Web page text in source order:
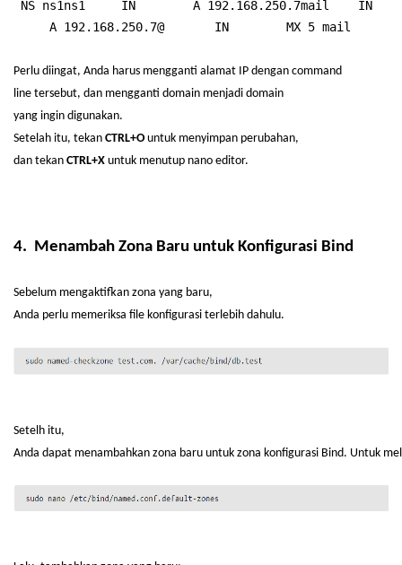
NS ns1ns1 IN A 192.168.250.7mail IN
A 192.168.250.7@ IN MX 5 mail
Perlu diingat, Anda harus mengganti alamat IP dengan command
line tersebut, dan mengganti domain menjadi domain
yang ingin digunakan.
Setelah itu, tekan CTRL+Ountuk menyimpan perubahan,
dan tekan CTRL+X untuk menutup nano editor.
4. Menambah Zona Baru untuk Konfigurasi Bind
Sebelum mengaktifkan zona yang baru,
Anda perlu memeriksa file konfigurasi terlebih dahulu.
Setelh itu,
Anda dapat menambahkan zona baru untuk zona konfigurasi Bind. Untuk